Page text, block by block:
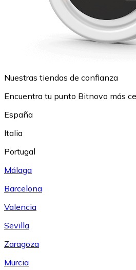
Nuestras tiendas de confianza
Encuentra tu punto Bitnovo más
España
Italia
Portugal
Málaga
Barcelona
Valencia
Sevilla
Zaragoza
Murcia